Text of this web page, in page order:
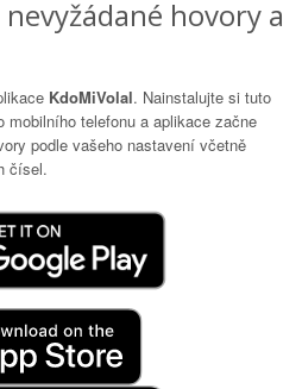
hovory a
KdoMiVolal. Nainstalujte si tuto
telefonu a aplikace začne
podle vašeho nastavení včetně
čísel.